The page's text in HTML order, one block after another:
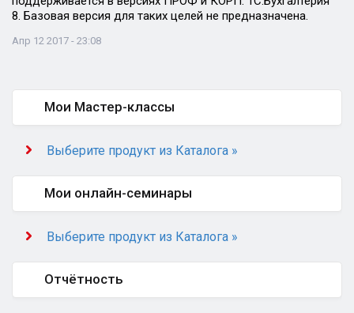
8. Базовая версия для таких целей не предназначена.
Апр 12 2017 - 23:08
Мои Мастер-классы
Выберите продукт из Каталога »
Мои онлайн-семинары
Выберите продукт из Каталога »
Отчётность